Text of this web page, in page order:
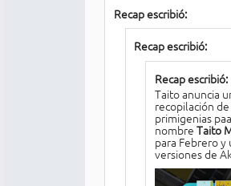
Recap escribió:
Recap escribió:
Recap escribió:
Taito anuncia
recopilación
primigenias
nombre Taito
para Febrero y
versiones de